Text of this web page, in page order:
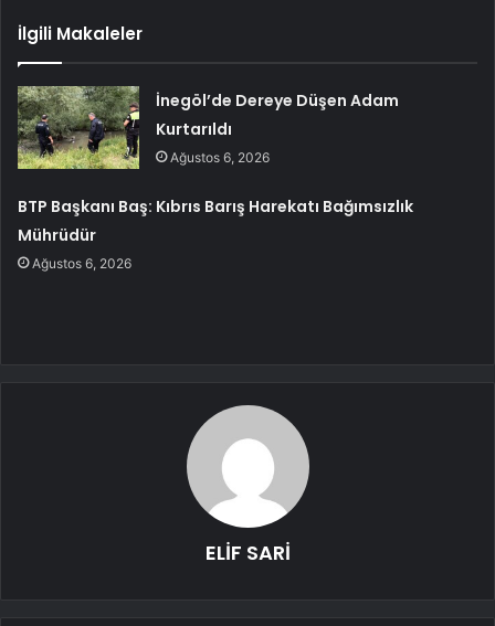
İlgili Makaleler
İnegöl’de Dereye Düşen Adam
Kurtarıldı
Ağustos 6, 2026
BTP Başkanı Baş: Kıbrıs Barış Harekatı Bağımsızlık
Mührüdür
Ağustos 6, 2026
ELİF SARİ